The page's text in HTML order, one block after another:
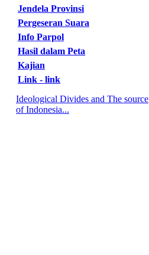
Jendela Provinsi
Pergeseran Suara
Info Parpol
Hasil dalam Peta
Kajian
Link - link
Ideological Divides and The source
of Indonesia...